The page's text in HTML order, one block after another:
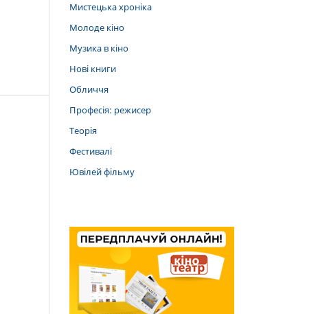
Мистецька хроніка
Молоде кіно
Музика в кіно
Нові книги
Обличчя
Професія: режисер
Теорія
Фестивалі
Ювілей фільму